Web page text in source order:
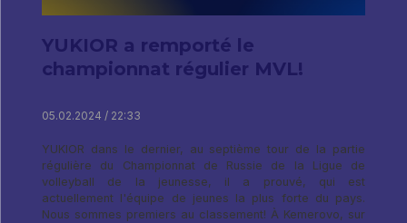
YUKIOR a remporté le
championnat régulier MVL!
05.02.2024 / 22:33
YUKIOR dans le dernier, au septième tour de la partie
régulière du Championnat de Russie de la Ligue de
volleyball de la jeunesse, il a prouvé, qui est
actuellement l'équipe de jeunes la plus forte du pays.
Nous sommes premiers au classement! À Kemerovo, sur